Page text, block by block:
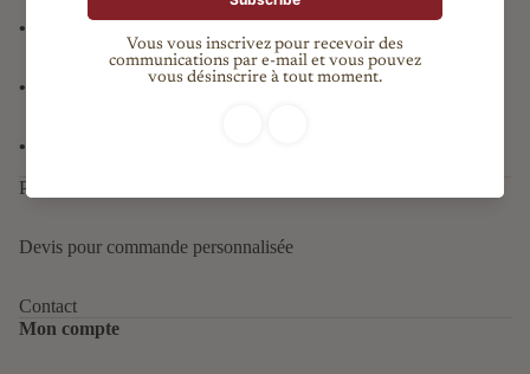
•
• Livraison offerte en France
•
Patreon
Devis pour commande personnalisée
Contact
Mon compte